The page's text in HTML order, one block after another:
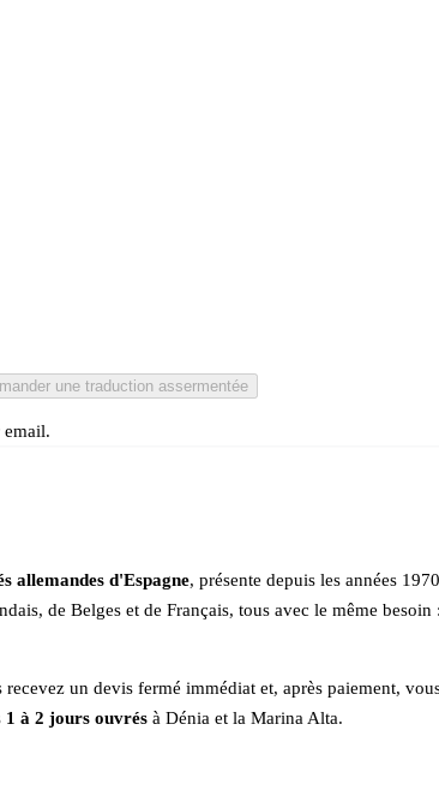
une traduction assermentée
email.
allemandes d'Espagne, présente depuis les années
de Belges et de Français, tous avec le même
un devis fermé immédiat et, après paiement,
1 à 2 jours ouvrés à Dénia et la Marina Alta.